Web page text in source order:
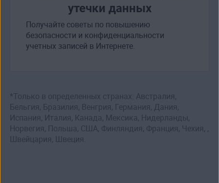
утечки данных
Получайте советы по повышению
безопасности и конфиденциальности
учетных записей в Интернете.
*Только в определенных странах: Австралия,
Бельгия, Бразилия, Венгрия, Германия, Дания,
Испания, Италия, Канада, Мексика, Нидерланды,
Норвегия, Польша, США, Финляндия, Франция, Чехия, ,
Швейцария, Швеция.